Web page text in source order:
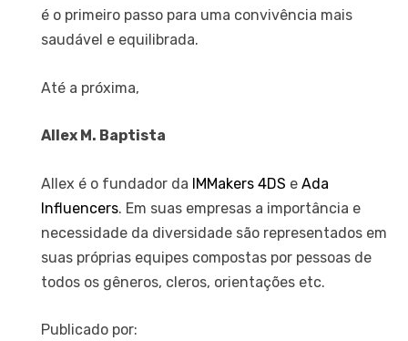
é o primeiro passo para uma convivência mais
saudável e equilibrada.
Até a próxima,
Allex M. Baptista
Allex é o fundador da IMMakers 4DS e Ada
Influencers. Em suas empresas a importância e
necessidade da diversidade são representados em
suas próprias equipes compostas por pessoas de
todos os gêneros, cleros, orientações etc.
Publicado por: